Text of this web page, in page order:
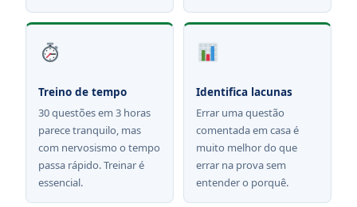
Treino de tempo
30 questões em 3 horas
parece tranquilo, mas
com nervosismo o tempo
passa rápido. Treinar é
essencial.
Identifica lacunas
Errar uma questão
comentada em casa é
muito melhor do que
errar na prova sem
entender o porquê.